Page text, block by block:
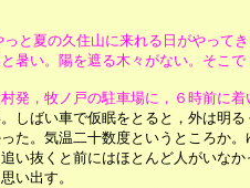
っと夏の久住山に来れる日がやって
暑い。陽を遮る木々がない。そこ
発，牧ノ戸の駐車場に，６時前に
しばい車で仮眠をとると，外は明
た。気温二十数度というところか
い抜くと前にはほとんど人がいな
い出す。